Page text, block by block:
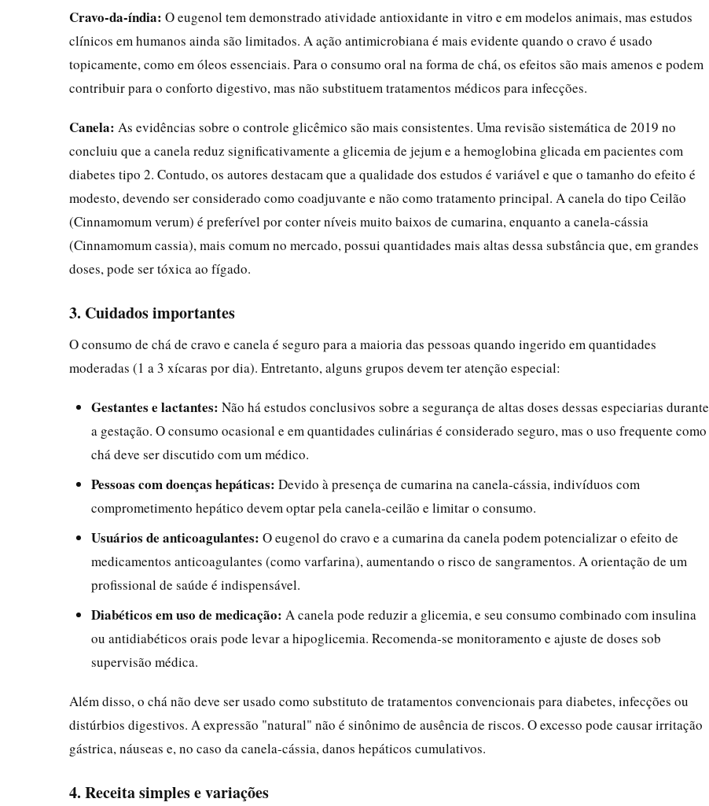
Cravo‑da‑índia: O eugenol tem demonstrado atividade antioxidante in vitro e em modelos animais, mas estudos
clínicos em humanos ainda são limitados. A ação antimicrobiana é mais evidente quando o cravo é usado
topicamente, como em óleos essenciais. Para o consumo oral na forma de chá, os efeitos são mais amenos e podem
contribuir para o conforto digestivo, mas não substituem tratamentos médicos para infecções.
Canela: As evidências sobre o controle glicêmico são mais consistentes. Uma revisão sistemática de 2019 no
concluiu que a canela reduz significativamente a glicemia de jejum e a hemoglobina glicada em pacientes com
diabetes tipo 2. Contudo, os autores destacam que a qualidade dos estudos é variável e que o tamanho do efeito é
modesto, devendo ser considerado como coadjuvante e não como tratamento principal. A canela do tipo Ceilão
(Cinnamomum verum) é preferível por conter níveis muito baixos de cumarina, enquanto a canela‑cássia
(Cinnamomum cassia), mais comum no mercado, possui quantidades mais altas dessa substância que, em grandes
doses, pode ser tóxica ao fígado.
3. Cuidados importantes
O consumo de chá de cravo e canela é seguro para a maioria das pessoas quando ingerido em quantidades
moderadas (1 a 3 xícaras por dia). Entretanto, alguns grupos devem ter atenção especial:
Gestantes e lactantes: Não há estudos conclusivos sobre a segurança de altas doses dessas especiarias durante
a gestação. O consumo ocasional e em quantidades culinárias é considerado seguro, mas o uso frequente como
chá deve ser discutido com um médico.
Pessoas com doenças hepáticas: Devido à presença de cumarina na canela‑cássia, indivíduos com
comprometimento hepático devem optar pela canela‑ceilão e limitar o consumo.
Usuários de anticoagulantes: O eugenol do cravo e a cumarina da canela podem potencializar o efeito de
medicamentos anticoagulantes (como varfarina), aumentando o risco de sangramentos. A orientação de um
profissional de saúde é indispensável.
Diabéticos em uso de medicação: A canela pode reduzir a glicemia, e seu consumo combinado com insulina
ou antidiabéticos orais pode levar a hipoglicemia. Recomenda‑se monitoramento e ajuste de doses sob
supervisão médica.
Além disso, o chá não deve ser usado como substituto de tratamentos convencionais para diabetes, infecções ou
distúrbios digestivos. A expressão "natural" não é sinônimo de ausência de riscos. O excesso pode causar irritação
gástrica, náuseas e, no caso da canela‑cássia, danos hepáticos cumulativos.
4. Receita simples e variações